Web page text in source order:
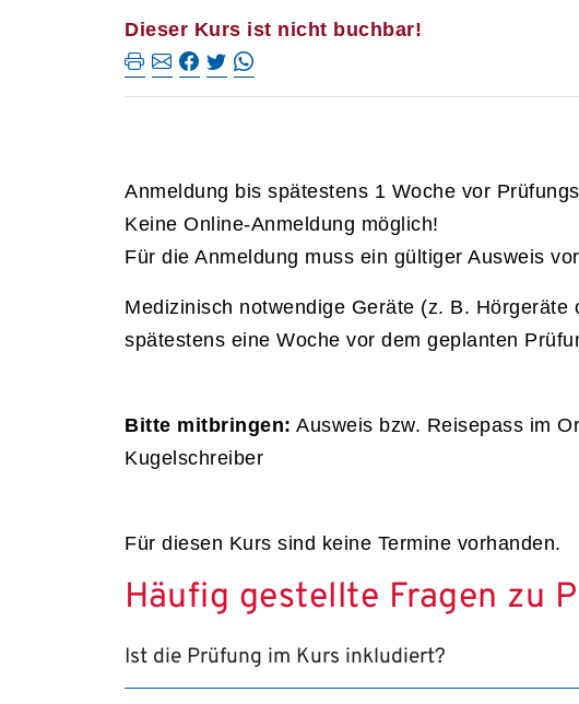
Dieser Kurs ist nicht buchbar!
Anmeldung bis spätestens 1 Woche vor
Keine Online-Anmeldung möglich!
Für die Anmeldung muss ein gültiger Ausweis
Medizinisch notwendige Geräte (z. B.
spätestens eine Woche vor dem geplanten
Bitte mitbringen: Ausweis bzw. Reisepass im
Kugelschreiber
Für diesen Kurs sind keine Termine vorhanden.
Häufig gestellte Fragen zu
Ist die Prüfung im Kurs inkludiert?